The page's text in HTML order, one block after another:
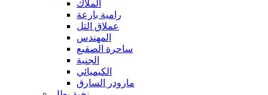
الملاك
رامية بارعة
عملاق التل
المهندس
ساحرة الصقيع
الجنية
الكيميائي
مارودر السارق